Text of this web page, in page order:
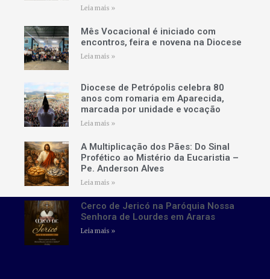
Leia mais »
Mês Vocacional é iniciado com
encontros, feira e novena na Diocese
Leia mais »
Diocese de Petrópolis celebra 80
anos com romaria em Aparecida,
marcada por unidade e vocação
Leia mais »
A Multiplicação dos Pães: Do Sinal
Profético ao Mistério da Eucaristia –
Pe. Anderson Alves
Leia mais »
Cerco de Jericó na Paróquia Nossa
Senhora de Lourdes em Araras
Leia mais »